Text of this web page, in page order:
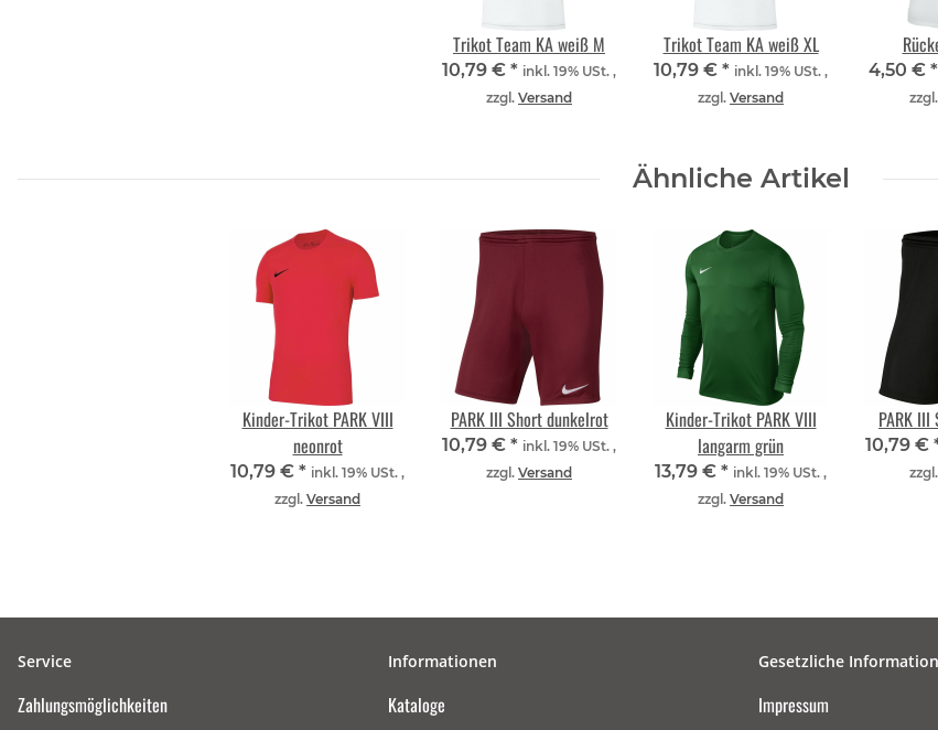
Trikot Team KA weiß M
10,79 € * inkl. 19% USt. ,
zzgl. Versand
Trikot Team KA weiß XL
10,79 € * inkl. 19% USt. ,
zzgl. Versand
4,50 € *
zzgl.
Ähnliche Artikel
Kinder-Trikot PARK VIII
neonrot
10,79 € * inkl. 19% USt. ,
zzgl. Versand
PARK III Short dunkelrot
10,79 € * inkl. 19% USt. ,
zzgl. Versand
Kinder-Trikot PARK VIII
langarm grün
13,79 € * inkl. 19% USt. ,
zzgl. Versand
PARK
10,79 €
zzgl.
Service
Zahlungsmöglichkeiten
Informationen
Kataloge
Gesetzliche
Impressum